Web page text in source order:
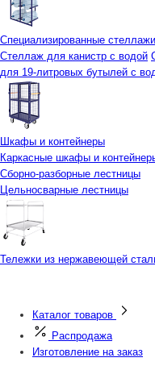
Специализированные
Стеллаж для канистр с водой
для 19-литровых бутылей с
Шкафы и контейнеры
Каркасные шкафы и
Сборно-разборные лестницы
Цельносварные лестницы
Тележки из нержавеющей
Каталог товаров
Распродажа
Изготовление на заказ